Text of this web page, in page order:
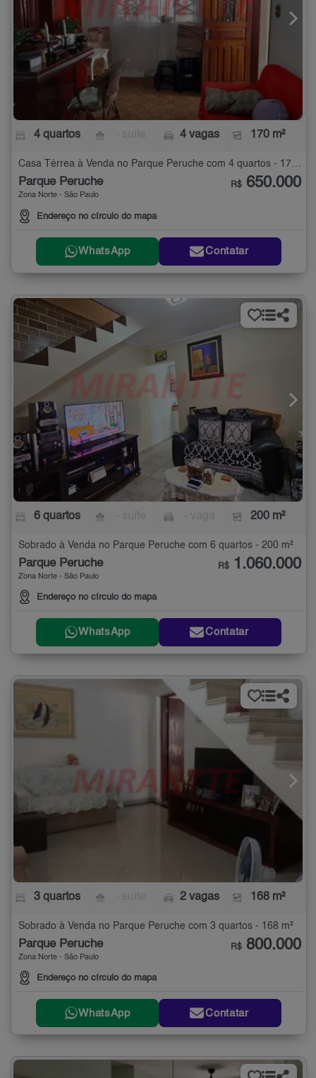
4 quartos 4 vagas 170 m²
Casa Térrea à Venda no Parque Peruche com 4 quartos - 170 m²
Parque Peruche
Zona Norte - São Paulo
Endereço no círculo do mapa
R$ 650.000
WhatsApp Contatar
6 quartos 200 m²
Sobrado à Venda no Parque Peruche com 6 quartos - 200 m²
Parque Peruche
Zona Norte - São Paulo
Endereço no círculo do mapa
R$ 1.060.000
WhatsApp Contatar
3 quartos 2 vagas 168 m²
Sobrado à Venda no Parque Peruche com 3 quartos - 168 m²
Parque Peruche
Zona Norte - São Paulo
Endereço no círculo do mapa
R$ 800.000
WhatsApp Contatar